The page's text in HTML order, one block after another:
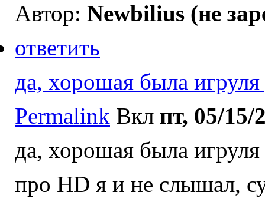
Автор: Newbilius (не
ответить
да, хорошая была
Permalink Вкл пт, 05/15/
да, хорошая была
про HD я и не слышал,